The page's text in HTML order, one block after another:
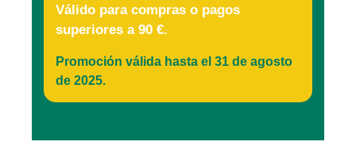
Válido para compras o pagos
superiores a 90 €.
Promoción válida hasta el 31 de agosto
de 2025.